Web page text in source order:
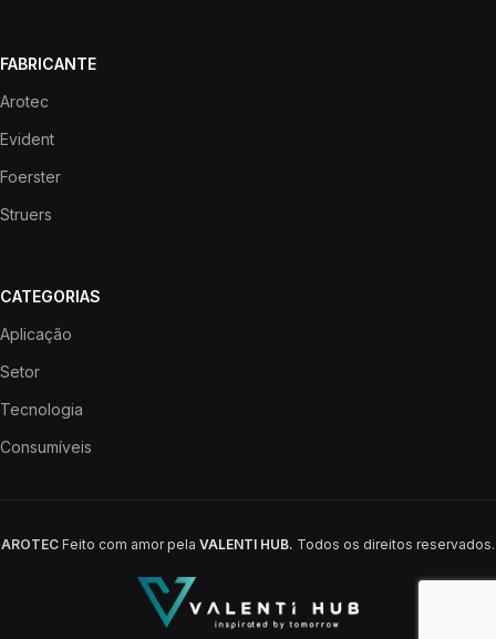
FABRICANTE
Arotec
Evident
Foerster
Struers
CATEGORIAS
Aplicação
Setor
Tecnologia
Consumíveis
AROTEC Feito com amor pela VALENTI HUB. Todos os direitos reservados.